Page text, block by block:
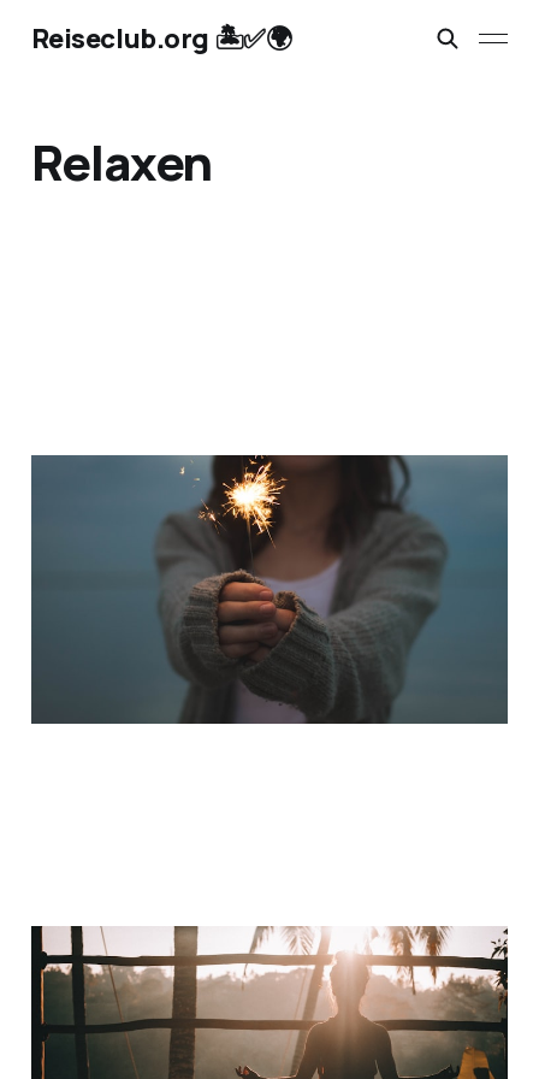
Reiseclub.org 🏝️✅🌍
Relaxen
Geschenkideen 💎für
Frauen
3 min read
Kurzurlaub und Wellness
19. Aug. 20241 min read